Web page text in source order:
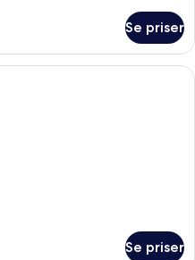
Se priser
Skrivebord for bærbar PC,
Se priser